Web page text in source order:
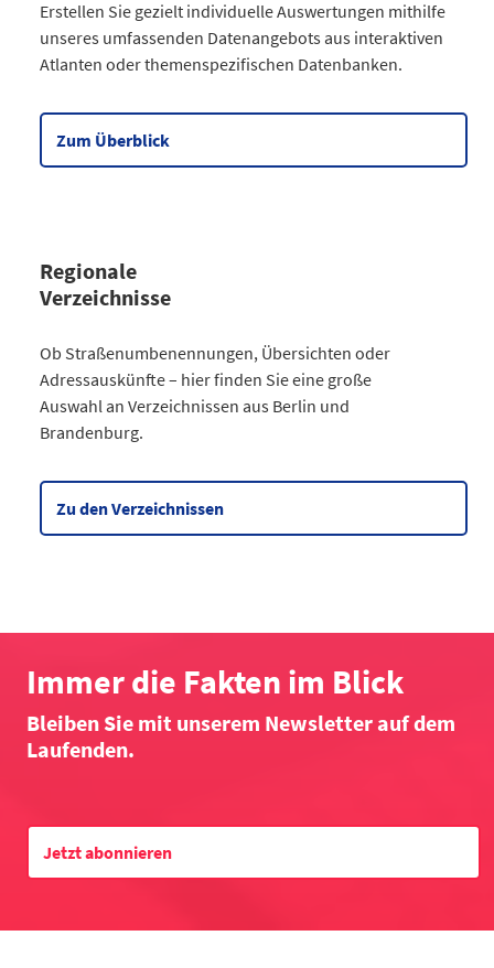
Datentabelle zum Diagramm
Kategorie
Atlanten
Kommunales
3
Gesellschaftliches2
Erstellen Sie gezielt individuelle Auswertungen mithilfe
unseres umfassenden Datenangebots aus interaktiven
Atlanten oder themenspezifischen Datenbanken.
Zum Überblick
Regionale
Verzeichnisse
Datentabelle zum Diagramm
KategorieStraßenumbenennungen Berlin
2013
7
2014
8
2015
8
2022
2
2024
4
2025
6
Ob Straßenumbenennungen, Übersichten oder
Adressauskünfte – hier finden Sie eine große
Auswahl an Verzeichnissen aus Berlin und
Brandenburg.
Zu den Verzeichnissen
Immer die Fakten im Blick
Bleiben Sie mit unserem Newsletter auf dem
Laufenden.
Jetzt abonnieren